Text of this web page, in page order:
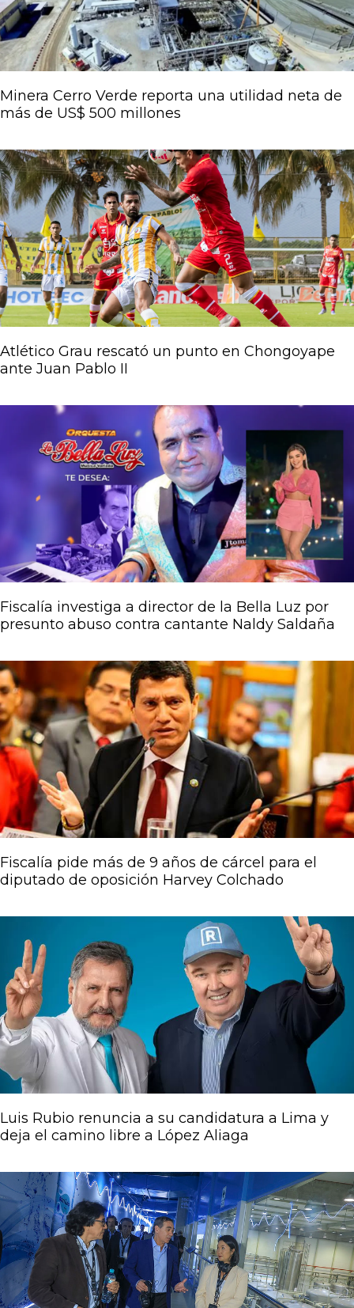
Minera Cerro Verde reporta una utilidad neta de
más de US$ 500 millones
Atlético Grau rescató un punto en Chongoyape
ante Juan Pablo II
Fiscalía investiga a director de la Bella Luz por
presunto abuso contra cantante Naldy Saldaña
Fiscalía pide más de 9 años de cárcel para el
diputado de oposición Harvey Colchado
Luis Rubio renuncia a su candidatura a Lima y
deja el camino libre a López Aliaga